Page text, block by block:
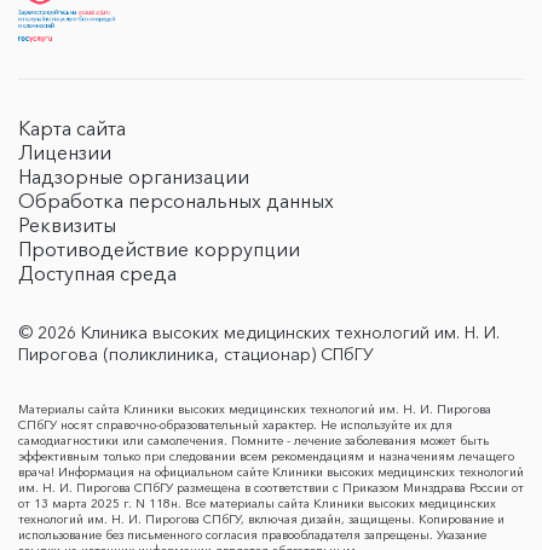
Карта сайта
Лицензии
Надзорные организации
Обработка персональных данных
Реквизиты
Противодействие коррупции
Доступная среда
© 2026 Клиника высоких медицинских технологий им. Н. И.
Пирогова (поликлиника, стационар) СПбГУ
Материалы сайта Клиники высоких медицинских технологий им. Н. И. Пирогова
СПбГУ носят справочно-образовательный характер. Не используйте их для
самодиагностики или самолечения. Помните - лечение заболевания может быть
эффективным только при следовании всем рекомендациям и назначениям лечащего
врача! Информация на официальном сайте Клиники высоких медицинских технологий
им. Н. И. Пирогова СПбГУ размещена в соответствии с Приказом Минздрава России от
от 13 марта 2025 г. N 118н. Все материалы сайта Клиники высоких медицинских
технологий им. Н. И. Пирогова СПбГУ, включая дизайн, защищены. Копирование и
использование без письменного согласия правообладателя запрещены. Указание